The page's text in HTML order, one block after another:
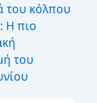
του κόλπου
Η πιο
του